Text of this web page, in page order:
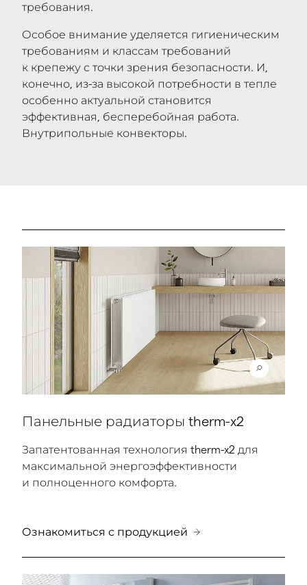
требования.
Особое внимание уделяется гигиеническим
требованиям и классам требований
к крепежу с точки зрения безопасности. И,
конечно, из-за высокой потребности в тепле
особенно актуальной становится
эффективная, бесперебойная работа.
Внутрипольные конвекторы.
Панельные радиаторы therm-x2
Запатентованная технология therm-x2 для
максимальной энергоэффективности
и полноценного комфорта.
Ознакомиться с продукцией